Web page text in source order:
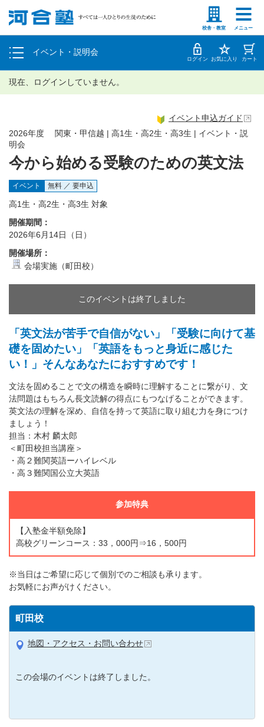
校舎・教室 メニュー
塾生の方 高等学校の先生
イベント・説明会
個別相談
体験授業 ログイン お気に入り カート
現在、ログインしていません。
今から始める受験のための英文法
2026年度 関東・甲信越 | 高1生・高2生・高3生 | イベント・説
明会
イベント申込ガイド
イベント 無料 ／ 要申込
高1生・高2生・高3生 対象
開催期間：
2026年6月14日（日）
開催場所：
会場実施（町田校）
このイベントは終了しました
「英文法が苦手で自信がない」「受験に向けて基
礎を固めたい」「英語をもっと身近に感じた
い！」そんなあなたにおすすめです！
文法を固めることで文の構造を瞬時に理解することに繋がり、文
法問題はもちろん長文読解の得点にもつなげることができます。
英文法の理解を深め、自信を持って英語に取り組む力を身につけ
ましょう！
担当：木村 麟太郎
＜町田校担当講座＞
・高２難関英語ーハイレベル
・高３難関国公立大英語
参加特典
【入塾金半額免除】
高校グリーンコース：33，000円⇒16，500円
※当日はご希望に応じて個別でのご相談も承ります。
お気軽にお声がけください。
町田校
地図・アクセス・お問い合わせ
この会場のイベントは終了しました。